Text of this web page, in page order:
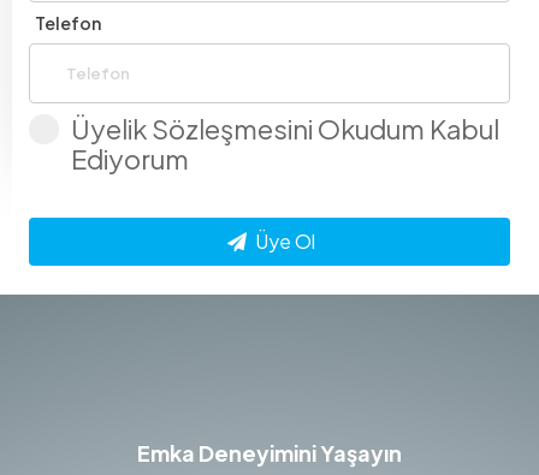
Telefon
Üyelik Sözleşmesini Okudum Kabul
Ediyorum
Üye Ol
Emka Deneyimini Yaşayın